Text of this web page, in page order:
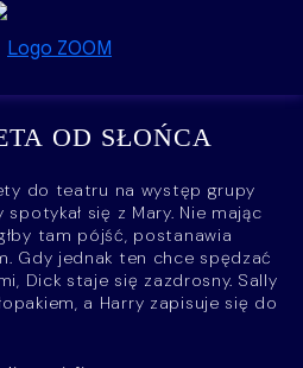
OD SŁOŃCA
do teatru na występ grupy
się z Mary. Nie mając
tam pójść, postanawia
Gdy jednak ten chce spędzać
Dick staje się zazdrosny. Sally
a Harry zapisuje się do